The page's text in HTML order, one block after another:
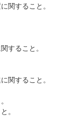
関すること。
すること。
関すること。
。